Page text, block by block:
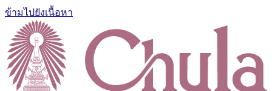
ข้ามไปยังเนื้อหา